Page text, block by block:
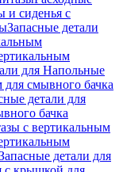
и сиденья с
Запасные детали
для Напольные
смывного бачка
детали для
бачка
с вертикальным
детали для